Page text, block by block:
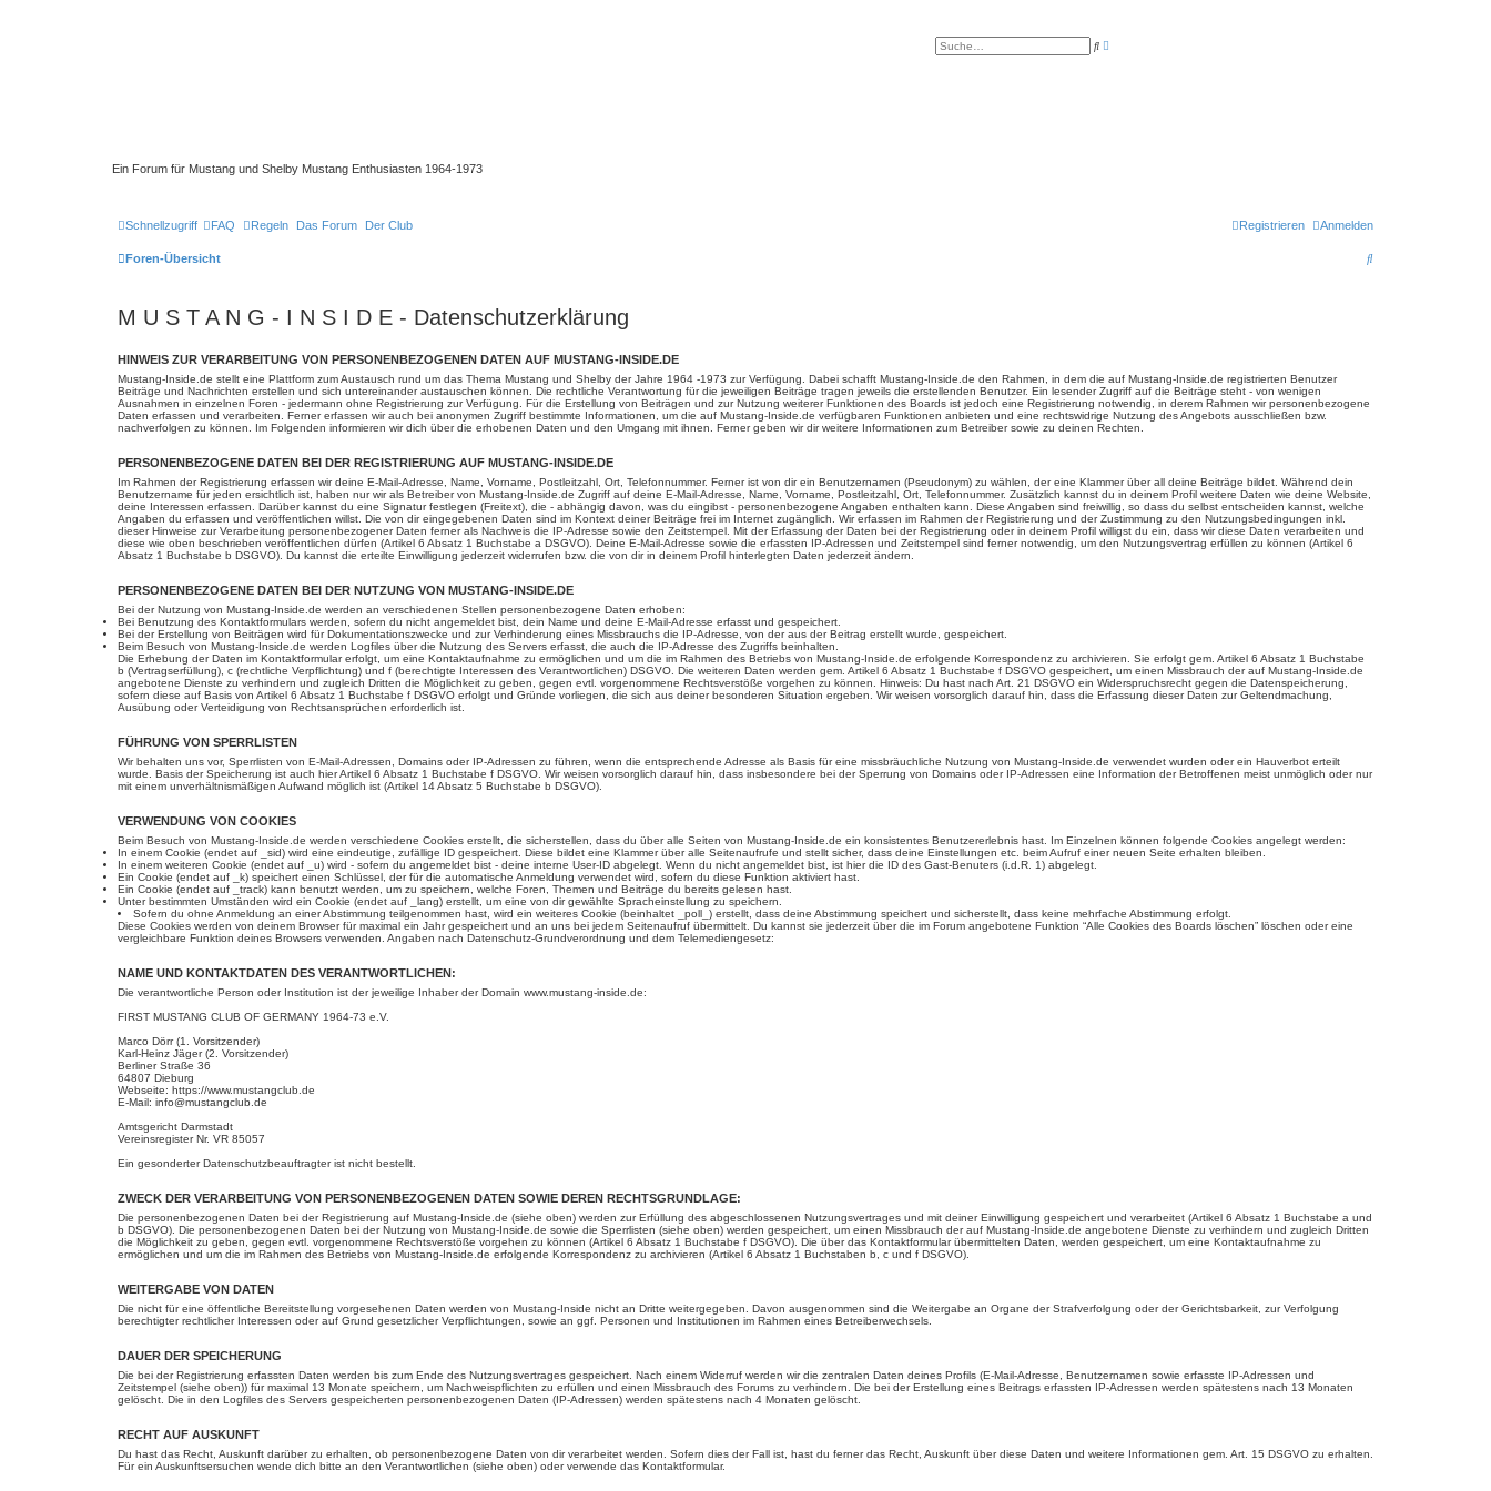
Ein Forum für Mustang und Shelby Mustang Enthusiasten 1964-1973
S
Schnellzugriff FAQ Regeln Das Forum Der Club Anmelden
Registrieren
Foren-Übersicht
S
M U S T A N G - I N S I D E - Datenschutzerklärung
HINWEIS ZUR VERARBEITUNG VON PERSONENBEZOGENEN DATEN AUF MUSTANG-INSIDE.DE
Mustang-Inside.de stellt eine Plattform zum Austausch rund um das Thema Mustang und Shelby der Jahre 1964 -1973 zur Verfügung. Dabei schafft Mustang-Inside.de den Rahmen, in dem die auf Mustang-Inside.de registrierten Benutzer
Beiträge und Nachrichten erstellen und sich untereinander austauschen können. Die rechtliche Verantwortung für die jeweiligen Beiträge tragen jeweils die erstellenden Benutzer. Ein lesender Zugriff auf die Beiträge steht - von wenigen
Ausnahmen in einzelnen Foren - jedermann ohne Registrierung zur Verfügung. Für die Erstellung von Beiträgen und zur Nutzung weiterer Funktionen des Boards ist jedoch eine Registrierung notwendig, in derem Rahmen wir personenbezogene
Daten erfassen und verarbeiten. Ferner erfassen wir auch bei anonymen Zugriff bestimmte Informationen, um die auf Mustang-Inside.de verfügbaren Funktionen anbieten und eine rechtswidrige Nutzung des Angebots ausschließen bzw.
nachverfolgen zu können. Im Folgenden informieren wir dich über die erhobenen Daten und den Umgang mit ihnen. Ferner geben wir dir weitere Informationen zum Betreiber sowie zu deinen Rechten.
PERSONENBEZOGENE DATEN BEI DER REGISTRIERUNG AUF MUSTANG-INSIDE.DE
Im Rahmen der Registrierung erfassen wir deine E-Mail-Adresse, Name, Vorname, Postleitzahl, Ort, Telefonnummer. Ferner ist von dir ein Benutzernamen (Pseudonym) zu wählen, der eine Klammer über all deine Beiträge bildet. Während dein
Benutzername für jeden ersichtlich ist, haben nur wir als Betreiber von Mustang-Inside.de Zugriff auf deine E-Mail-Adresse, Name, Vorname, Postleitzahl, Ort, Telefonnummer. Zusätzlich kannst du in deinem Profil weitere Daten wie deine Website,
deine Interessen erfassen. Darüber kannst du eine Signatur festlegen (Freitext), die - abhängig davon, was du eingibst - personenbezogene Angaben enthalten kann. Diese Angaben sind freiwillig, so dass du selbst entscheiden kannst, welche
Angaben du erfassen und veröffentlichen willst. Die von dir eingegebenen Daten sind im Kontext deiner Beiträge frei im Internet zugänglich. Wir erfassen im Rahmen der Registrierung und der Zustimmung zu den Nutzungsbedingungen inkl.
dieser Hinweise zur Verarbeitung personenbezogener Daten ferner als Nachweis die IP-Adresse sowie den Zeitstempel. Mit der Erfassung der Daten bei der Registrierung oder in deinem Profil willigst du ein, dass wir diese Daten verarbeiten und
diese wie oben beschrieben veröffentlichen dürfen (Artikel 6 Absatz 1 Buchstabe a DSGVO). Deine E-Mail-Adresse sowie die erfassten IP-Adressen und Zeitstempel sind ferner notwendig, um den Nutzungsvertrag erfüllen zu können (Artikel 6
Absatz 1 Buchstabe b DSGVO). Du kannst die erteilte Einwilligung jederzeit widerrufen bzw. die von dir in deinem Profil hinterlegten Daten jederzeit ändern.
PERSONENBEZOGENE DATEN BEI DER NUTZUNG VON MUSTANG-INSIDE.DE
Bei der Nutzung von Mustang-Inside.de werden an verschiedenen Stellen personenbezogene Daten erhoben:
Bei Benutzung des Kontaktformulars werden, sofern du nicht angemeldet bist, dein Name und deine E-Mail-Adresse erfasst und gespeichert.
Bei der Erstellung von Beiträgen wird für Dokumentationszwecke und zur Verhinderung eines Missbrauchs die IP-Adresse, von der aus der Beitrag erstellt wurde, gespeichert.
Beim Besuch von Mustang-Inside.de werden Logfiles über die Nutzung des Servers erfasst, die auch die IP-Adresse des Zugriffs beinhalten.
Die Erhebung der Daten im Kontaktformular erfolgt, um eine Kontaktaufnahme zu ermöglichen und um die im Rahmen des Betriebs von Mustang-Inside.de erfolgende Korrespondenz zu archivieren. Sie erfolgt gem. Artikel 6 Absatz 1 Buchstabe
b (Vertragserfüllung), c (rechtliche Verpflichtung) und f (berechtigte Interessen des Verantwortlichen) DSGVO. Die weiteren Daten werden gem. Artikel 6 Absatz 1 Buchstabe f DSGVO gespeichert, um einen Missbrauch der auf Mustang-Inside.de
angebotene Dienste zu verhindern und zugleich Dritten die Möglichkeit zu geben, gegen evtl. vorgenommene Rechtsverstöße vorgehen zu können. Hinweis: Du hast nach Art. 21 DSGVO ein Widerspruchsrecht gegen die Datenspeicherung,
sofern diese auf Basis von Artikel 6 Absatz 1 Buchstabe f DSGVO erfolgt und Gründe vorliegen, die sich aus deiner besonderen Situation ergeben. Wir weisen vorsorglich darauf hin, dass die Erfassung dieser Daten zur Geltendmachung,
Ausübung oder Verteidigung von Rechtsansprüchen erforderlich ist.
FÜHRUNG VON SPERRLISTEN
Wir behalten uns vor, Sperrlisten von E-Mail-Adressen, Domains oder IP-Adressen zu führen, wenn die entsprechende Adresse als Basis für eine missbräuchliche Nutzung von Mustang-Inside.de verwendet wurden oder ein Hauverbot erteilt
wurde. Basis der Speicherung ist auch hier Artikel 6 Absatz 1 Buchstabe f DSGVO. Wir weisen vorsorglich darauf hin, dass insbesondere bei der Sperrung von Domains oder IP-Adressen eine Information der Betroffenen meist unmöglich oder nur
mit einem unverhältnismäßigen Aufwand möglich ist (Artikel 14 Absatz 5 Buchstabe b DSGVO).
VERWENDUNG VON COOKIES
Beim Besuch von Mustang-Inside.de werden verschiedene Cookies erstellt, die sicherstellen, dass du über alle Seiten von Mustang-Inside.de ein konsistentes Benutzererlebnis hast. Im Einzelnen können folgende Cookies angelegt werden:
In einem Cookie (endet auf _sid) wird eine eindeutige, zufällige ID gespeichert. Diese bildet eine Klammer über alle Seitenaufrufe und stellt sicher, dass deine Einstellungen etc. beim Aufruf einer neuen Seite erhalten bleiben.
In einem weiteren Cookie (endet auf _u) wird - sofern du angemeldet bist - deine interne User-ID abgelegt. Wenn du nicht angemeldet bist, ist hier die ID des Gast-Benuters (i.d.R. 1) abgelegt.
Ein Cookie (endet auf _k) speichert einen Schlüssel, der für die automatische Anmeldung verwendet wird, sofern du diese Funktion aktiviert hast.
Ein Cookie (endet auf _track) kann benutzt werden, um zu speichern, welche Foren, Themen und Beiträge du bereits gelesen hast.
Unter bestimmten Umständen wird ein Cookie (endet auf _lang) erstellt, um eine von dir gewählte Spracheinstellung zu speichern.
Sofern du ohne Anmeldung an einer Abstimmung teilgenommen hast, wird ein weiteres Cookie (beinhaltet _poll_) erstellt, dass deine Abstimmung speichert und sicherstellt, dass keine mehrfache Abstimmung erfolgt.
Diese Cookies werden von deinem Browser für maximal ein Jahr gespeichert und an uns bei jedem Seitenaufruf übermittelt. Du kannst sie jederzeit über die im Forum angebotene Funktion “Alle Cookies des Boards löschen” löschen oder eine
vergleichbare Funktion deines Browsers verwenden. Angaben nach Datenschutz-Grundverordnung und dem Telemediengesetz:
NAME UND KONTAKTDATEN DES VERANTWORTLICHEN:
Die verantwortliche Person oder Institution ist der jeweilige Inhaber der Domain www.mustang-inside.de:
FIRST MUSTANG CLUB OF GERMANY 1964-73 e.V.
Marco Dörr (1. Vorsitzender)
Karl-Heinz Jäger (2. Vorsitzender)
Berliner Straße 36
64807 Dieburg
Webseite: https://www.mustangclub.de
E-Mail: info@mustangclub.de
Amtsgericht Darmstadt
Vereinsregister Nr. VR 85057
Ein gesonderter Datenschutzbeauftragter ist nicht bestellt.
ZWECK DER VERARBEITUNG VON PERSONENBEZOGENEN DATEN SOWIE DEREN RECHTSGRUNDLAGE:
Die personenbezogenen Daten bei der Registrierung auf Mustang-Inside.de (siehe oben) werden zur Erfüllung des abgeschlossenen Nutzungsvertrages und mit deiner Einwilligung gespeichert und verarbeitet (Artikel 6 Absatz 1 Buchstabe a und
b DSGVO). Die personenbezogenen Daten bei der Nutzung von Mustang-Inside.de sowie die Sperrlisten (siehe oben) werden gespeichert, um einen Missbrauch der auf Mustang-Inside.de angebotene Dienste zu verhindern und zugleich Dritten
die Möglichkeit zu geben, gegen evtl. vorgenommene Rechtsverstöße vorgehen zu können (Artikel 6 Absatz 1 Buchstabe f DSGVO). Die über das Kontaktformular übermittelten Daten, werden gespeichert, um eine Kontaktaufnahme zu
ermöglichen und um die im Rahmen des Betriebs von Mustang-Inside.de erfolgende Korrespondenz zu archivieren (Artikel 6 Absatz 1 Buchstaben b, c und f DSGVO).
WEITERGABE VON DATEN
Die nicht für eine öffentliche Bereitstellung vorgesehenen Daten werden von Mustang-Inside nicht an Dritte weitergegeben. Davon ausgenommen sind die Weitergabe an Organe der Strafverfolgung oder der Gerichtsbarkeit, zur Verfolgung
berechtigter rechtlicher Interessen oder auf Grund gesetzlicher Verpflichtungen, sowie an ggf. Personen und Institutionen im Rahmen eines Betreiberwechsels.
DAUER DER SPEICHERUNG
Die bei der Registrierung erfassten Daten werden bis zum Ende des Nutzungsvertrages gespeichert. Nach einem Widerruf werden wir die zentralen Daten deines Profils (E-Mail-Adresse, Benutzernamen sowie erfasste IP-Adressen und
Zeitstempel (siehe oben)) für maximal 13 Monate speichern, um Nachweispflichten zu erfüllen und einen Missbrauch des Forums zu verhindern. Die bei der Erstellung eines Beitrags erfassten IP-Adressen werden spätestens nach 13 Monaten
gelöscht. Die in den Logfiles des Servers gespeicherten personenbezogenen Daten (IP-Adressen) werden spätestens nach 4 Monaten gelöscht.
RECHT AUF AUSKUNFT
Du hast das Recht, Auskunft darüber zu erhalten, ob personenbezogene Daten von dir verarbeitet werden. Sofern dies der Fall ist, hast du ferner das Recht, Auskunft über diese Daten und weitere Informationen gem. Art. 15 DSGVO zu erhalten.
Für ein Auskunftsersuchen wende dich bitte an den Verantwortlichen (siehe oben) oder verwende das Kontaktformular.